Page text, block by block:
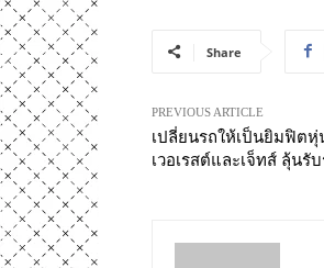
Share
PREVIOUS ARTICLE
เปลี่ยนรถให้เป็นยิมฟิต
เวอเรสต์และเจ็ทส์ ลุ้นรับ